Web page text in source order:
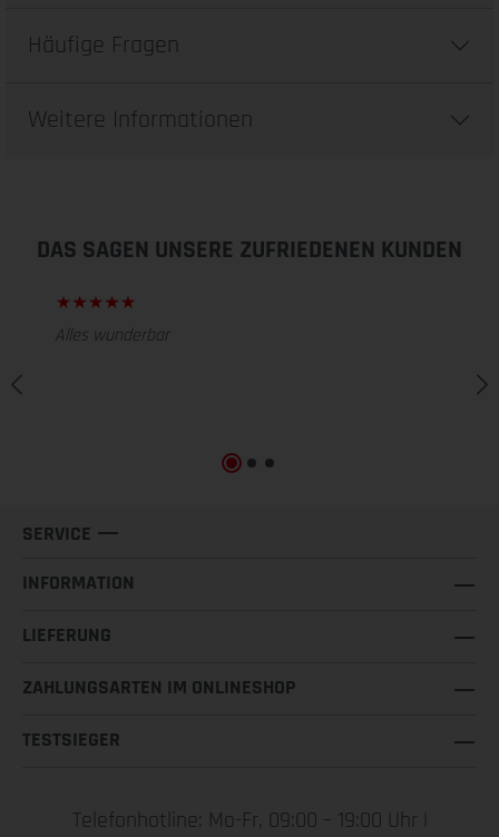
Häufige Fragen
Weitere Informationen
DAS SAGEN UNSERE ZUFRIEDENEN KUNDEN
Alles wunderbar
SERVICE
INFORMATION
LIEFERUNG
ZAHLUNGSARTEN IM ONLINESHOP
TESTSIEGER
Telefonhotline: Mo-Fr, 09:00 – 19:00 Uhr |